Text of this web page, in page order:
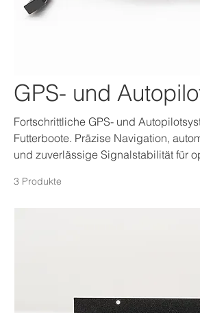
GPS- und
Fortschrittliche GPS- und
Futterboote. Präzise Navigation,
und zuverlässige Signalstabilität für
3 Produkte